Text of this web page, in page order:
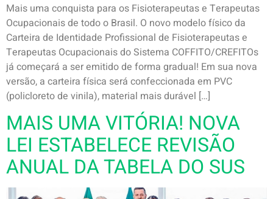
Mais uma conquista para os Fisioterapeutas e Terapeutas
Ocupacionais de todo o Brasil. O novo modelo físico da
Carteira de Identidade Profissional de Fisioterapeutas e
Terapeutas Ocupacionais do Sistema COFFITO/CREFITOs
já começará a ser emitido de forma gradual! Em sua nova
versão, a carteira física será confeccionada em PVC
(policloreto de vinila), material mais durável […]
MAIS UMA VITÓRIA! NOVA
LEI ESTABELECE REVISÃO
ANUAL DA TABELA DO SUS